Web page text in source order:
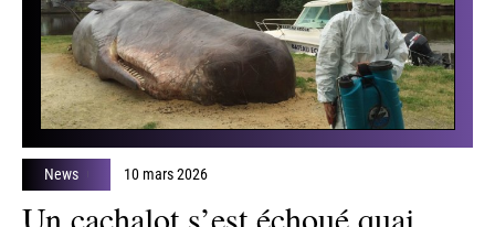
News 10 mars 2026
Kevin Richard, le policier sauve 3
personnes de la noyade à
Quimper